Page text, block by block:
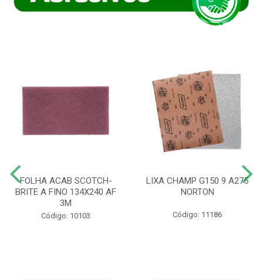
FOLHA ACAB SCOTCH-
BRITE A FINO 134X240 AF
3M
Código: 10103
LIXA CHAMP G150 9 A275
NORTON
Código: 11186